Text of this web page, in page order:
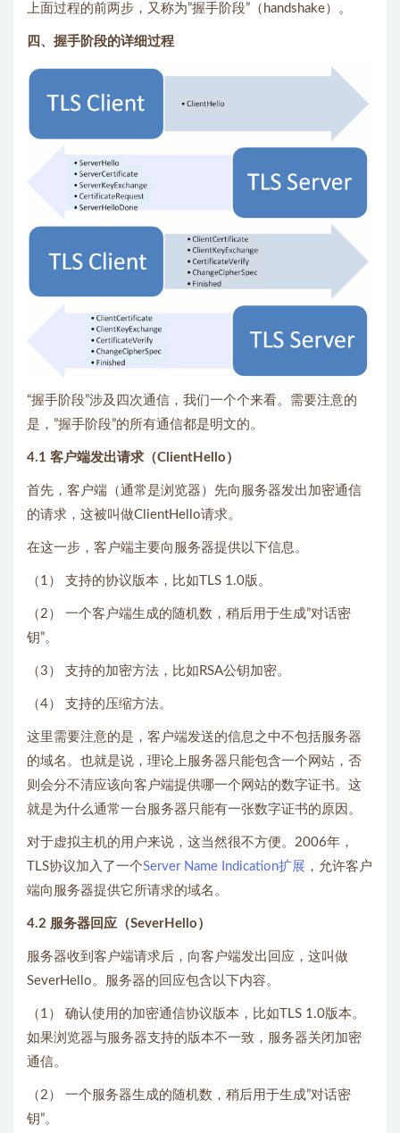
上面过程的前两步，又称为”握手阶段”（handshake）。
四、握手阶段的详细过程
“握手阶段”涉及四次通信，我们一个个来看。需要注意的
是，”握手阶段”的所有通信都是明文的。
4.1 客户端发出请求（ClientHello）
首先，客户端（通常是浏览器）先向服务器发出加密通信
的请求，这被叫做ClientHello请求。
在这一步，客户端主要向服务器提供以下信息。
（1） 支持的协议版本，比如TLS 1.0版。
（2） 一个客户端生成的随机数，稍后用于生成”对话密
钥”。
（3） 支持的加密方法，比如RSA公钥加密。
（4） 支持的压缩方法。
这里需要注意的是，客户端发送的信息之中不包括服务器
的域名。也就是说，理论上服务器只能包含一个网站，否
则会分不清应该向客户端提供哪一个网站的数字证书。这
就是为什么通常一台服务器只能有一张数字证书的原因。
对于虚拟主机的用户来说，这当然很不方便。2006年，
TLS协议加入了一个Server Name Indication扩展 ，允许客户
端向服务器提供它所请求的域名。
4.2 服务器回应（SeverHello）
服务器收到客户端请求后，向客户端发出回应，这叫做
SeverHello。服务器的回应包含以下内容。
（1） 确认使用的加密通信协议版本，比如TLS 1.0版本。
如果浏览器与服务器支持的版本不一致，服务器关闭加密
通信。
（2） 一个服务器生成的随机数，稍后用于生成”对话密
钥”。